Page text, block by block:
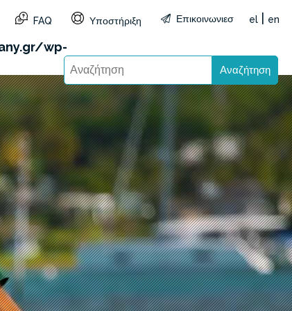
Failed to open stream: HTTP
wp-
FAQ Υποστήριξη Επικοινωνιεσ el en
Αναζήτηση